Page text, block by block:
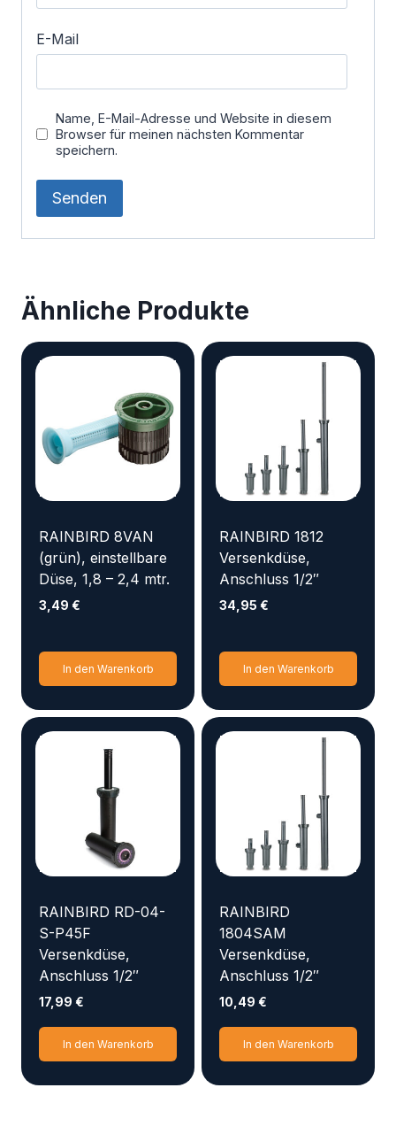
E-Mail
Name, E-Mail-Adresse und Website in diesem
Browser für meinen nächsten Kommentar
speichern.
Ähnliche Produkte
RAINBIRD 8VAN
(grün), einstellbare
Düse, 1,8 – 2,4 mtr.
3,49 €
In den Warenkorb
RAINBIRD 1812
Versenkdüse,
Anschluss 1/2″
34,95 €
In den Warenkorb
RAINBIRD RD-04-
S-P45F
Versenkdüse,
Anschluss 1/2″
17,99 €
In den Warenkorb
RAINBIRD
1804SAM
Versenkdüse,
Anschluss 1/2″
10,49 €
In den Warenkorb